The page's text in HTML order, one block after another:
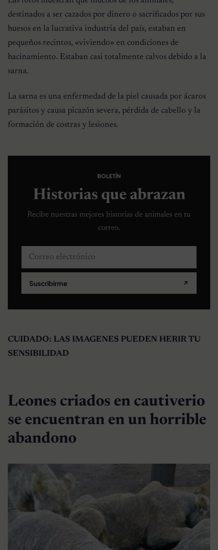
destinados a ser cazados por dinero o sacrificados por sus
huesos en la lucrativa industria del país, estaban en
pequeños recintos, «viviendo» en condiciones de
hacinamiento. Estaban casi totalmente calvos debido a la
sarna.
La sarna es una enfermedad de la piel causada por ácaros
parásitos y causa picazón severa, pérdida de cabello y la
formación de costras y lesiones.
BOLETÍN
Historias que abrazan
Recibe nuestras mejores historias de animales en tu
correo.
Correo electrónico
Suscribirme ↗
CUIDADO: LAS IMAGENES PUEDEN HERIR TU
SENSIBILIDAD
Leones criados en cautiverio
se encuentran en un horrible
abandono